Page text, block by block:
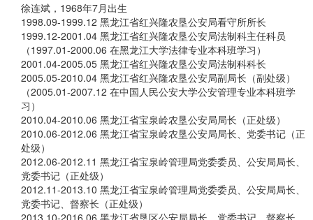
徐连斌， 1968年7月出生
1998.09-1999.12 黑龙江省红兴隆农垦公安局看守所所长
1999.12-2001.04 黑龙江省红兴隆农垦公安局法制科主任科员
（1997.01-2000.06 在黑龙江大学法律专业本科班学习）
2001.04-2005.05 黑龙江省红兴隆农垦公安局法制科科长
2005.05-2010.04 黑龙江省红兴隆农垦公安局副局长（副处级）
（2005.01-2007.12 在中国人民公安大学公安管理专业本科班学
习）
2010.04-2010.06 黑龙江省宝泉岭农垦公安局局长（正处级）
2010.06-2012.06 黑龙江省宝泉岭农垦公安局局长、党委书记（正
处级）
2012.06-2012.11 黑龙江省宝泉岭管理局党委委员、公安局局长、
党委书记（正处级）
2012.11-2013.10 黑龙江省宝泉岭管理局党委委员、公安局局长、
党委书记、督察长（正处级）
2013.10-2016.06 黑龙江省垦区公安局局长、党委书记、督察长